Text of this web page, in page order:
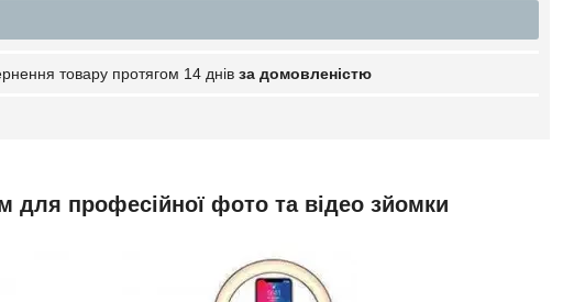
товару протягом 14 днів за домовленістю
для професійної фото та відео зйомки